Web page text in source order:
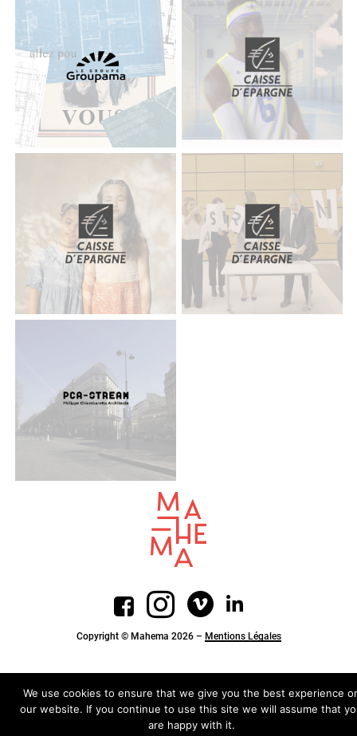
Copyright © Mahema 2026 – Mentions Légales
We use cookies to ensure that we give you the best experience
our website. If you continue to use this site we will assume that
are happy with it.